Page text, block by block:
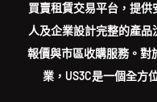
買賣租賃交易平台，提
人及企業設計完整的產
報價與市區收購服務。對
業，US3C是一個全方